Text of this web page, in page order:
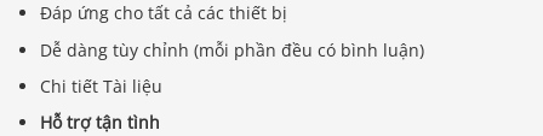
Đáp ứng cho tất cả các thiết bị
Dễ dàng tùy chỉnh (mỗi phần đều có bình luận)
Chi tiết Tài liệu
Hỗ trợ tận tình